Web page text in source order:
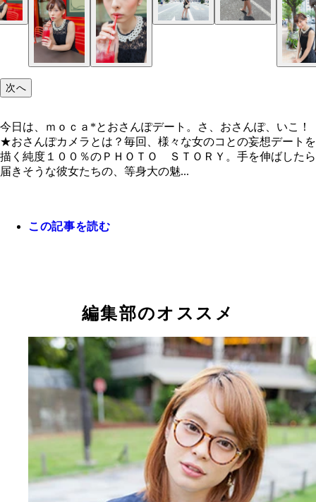
次へ
今日は、ｍｏｃａ*とおさんぽデート。さ、おさんぽ、いこ！
★おさんぽカメラとは？毎回、様々な女のコとの妄想デートを
描く純度１００％のＰＨＯＴＯ ＳＴＯＲＹ。手を伸ばしたら
届きそうな彼女たちの、等身大の魅...
この記事を読む
編集部のオススメ